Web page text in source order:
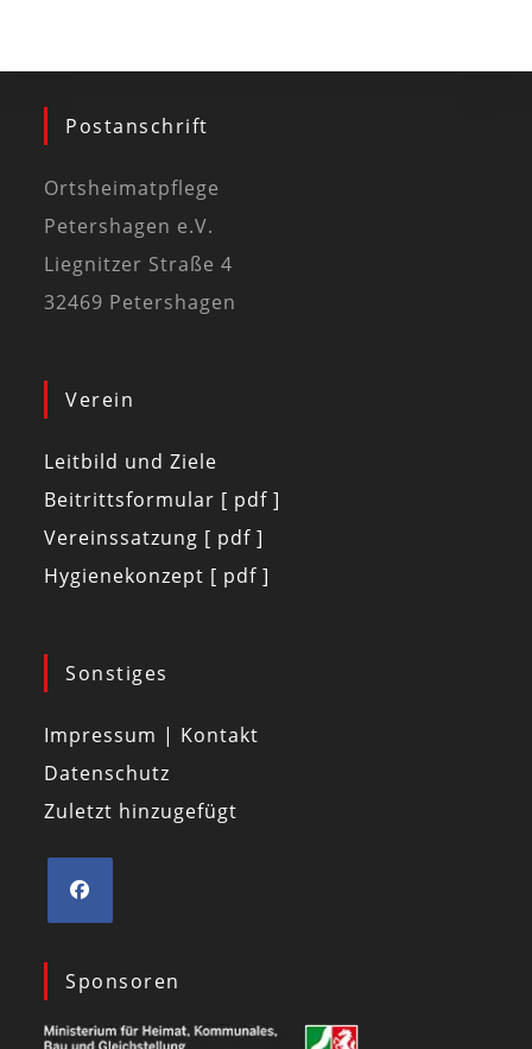
Postanschrift
Ortsheimatpflege
Petershagen e.V.
Liegnitzer Straße 4
32469 Petershagen
Verein
Leitbild und Ziele
Beitrittsformular [ pdf ]
Vereinssatzung [ pdf ]
Hygienekonzept [ pdf ]
Sonstiges
Impressum | Kontakt
Datenschutz
Zuletzt hinzugefügt
Sponsoren